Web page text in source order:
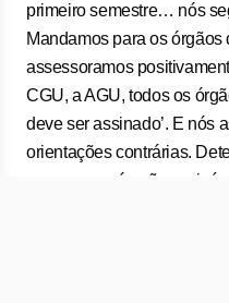
primeiro semestre… nós
Mandamos para os órgãos
assessoramos
CGU, a AGU, todos os
deve ser assinado’. E nós
orientações contrárias.
porque, se nós não